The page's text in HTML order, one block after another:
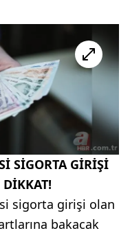
SİGORTA GİRİŞİ
sigorta girişi olan
bakacak